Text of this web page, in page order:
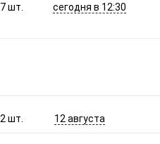
7шт. сегодня в 12:30
2шт. 12 августа